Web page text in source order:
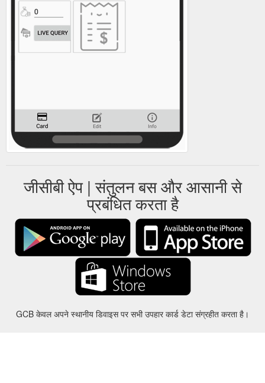
जीसीबी ऐप | संतुलन बस और आसानी से
प्रबंधित करता है
GCB केवल अपने स्थानीय डिवाइस पर सभी उपहार कार्ड डेटा संग्रहीत करता है।